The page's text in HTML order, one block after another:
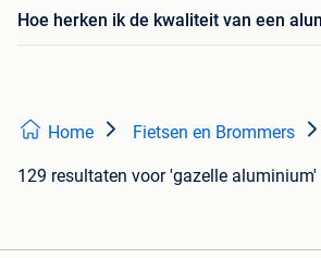
Hoe herken ik de kwaliteit van een
Home Fietsen en Brommers
129 resultaten voor 'gazelle aluminium'